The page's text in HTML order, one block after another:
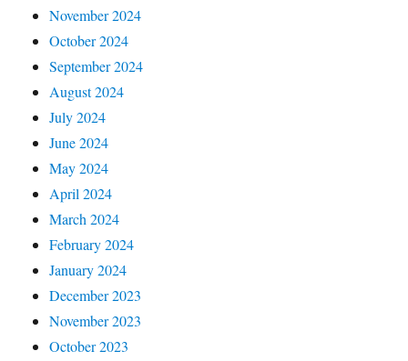
November 2024
October 2024
September 2024
August 2024
July 2024
June 2024
May 2024
April 2024
March 2024
February 2024
January 2024
December 2023
November 2023
October 2023